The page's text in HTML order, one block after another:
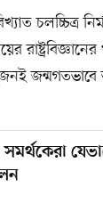
চলচ্চিত্র
জন্মগতভাবে